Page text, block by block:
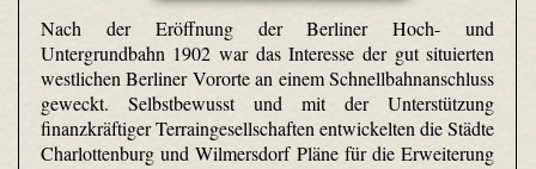
Nach der Eröffnung der Berliner Hoch- und
Untergrundbahn 1902 war das Interesse der gut situierten
westlichen Berliner Vororte an einem Schnellbahnanschluss
geweckt. Selbstbewusst und mit der Unterstützung
finanzkräftiger Terraingesellschaften entwickelten die Städte
Charlottenburg und Wilmersdorf Pläne für die Erweiterung